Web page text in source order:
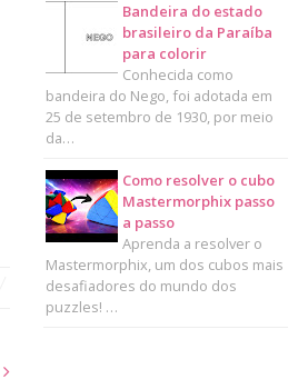
Bandeira do estado
brasileiro da Paraíba
para colorir
Conhecida como
bandeira do Nego, foi adotada em
25 de setembro de 1930, por meio
da…
Como resolver o cubo
Mastermorphix passo
a passo
Aprenda a resolver o
Mastermorphix, um dos cubos mais
desafiadores do mundo dos
puzzles! …